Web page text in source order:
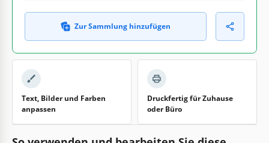
Zur Sammlung hinzufügen
Text, Bilder und Farben
anpassen
Druckfertig für Zuhause
oder Büro